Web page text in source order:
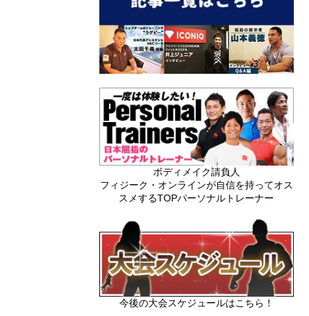
ボディメイク請負人
フィジーク・オンラインが自信を持ってオス
スメするTOPパーソナルトレーナー
今後の大会スケジュールはこちら！